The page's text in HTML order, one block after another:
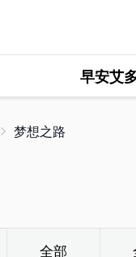
早安艾
梦想之路
全部